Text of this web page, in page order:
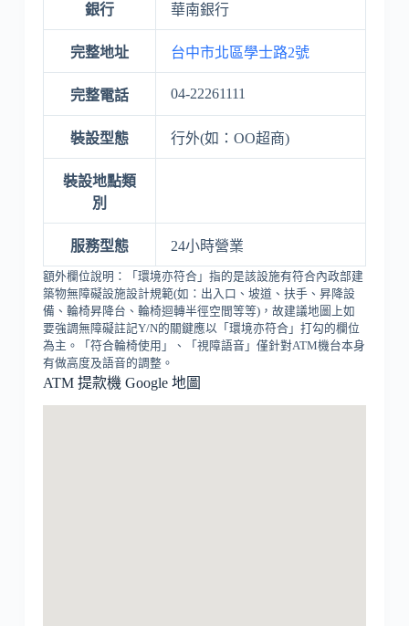
銀行 華南銀行
完整地址 台中市北區學士路2號
完整電話 04-22261111
裝設型態 行外(如：OO超商)
裝設地點類
別
服務型態 24小時營業
額外欄位說明：「環境亦符合」指的是該設施有符合內政部建
築物無障礙設施設計規範(如：出入口、坡道、扶手、昇降設
備、輪椅昇降台、輪椅迴轉半徑空間等等)，故建議地圖上如
要強調無障礙註記Y/N的關鍵應以「環境亦符合」打勾的欄位
為主。「符合輪椅使用」、「視障語音」僅針對ATM機台本身
有做高度及語音的調整。
ATM 提款機 Google 地圖